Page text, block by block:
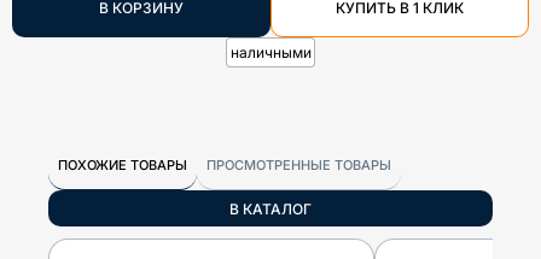
В КОРЗИНУ КУПИТЬ В 1 КЛИК
наличными
ПОХОЖИЕ ТОВАРЫ ПРОСМОТРЕННЫЕ ТОВАРЫ
В КАТАЛОГ